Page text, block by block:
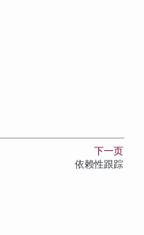
下一页
依赖性跟踪